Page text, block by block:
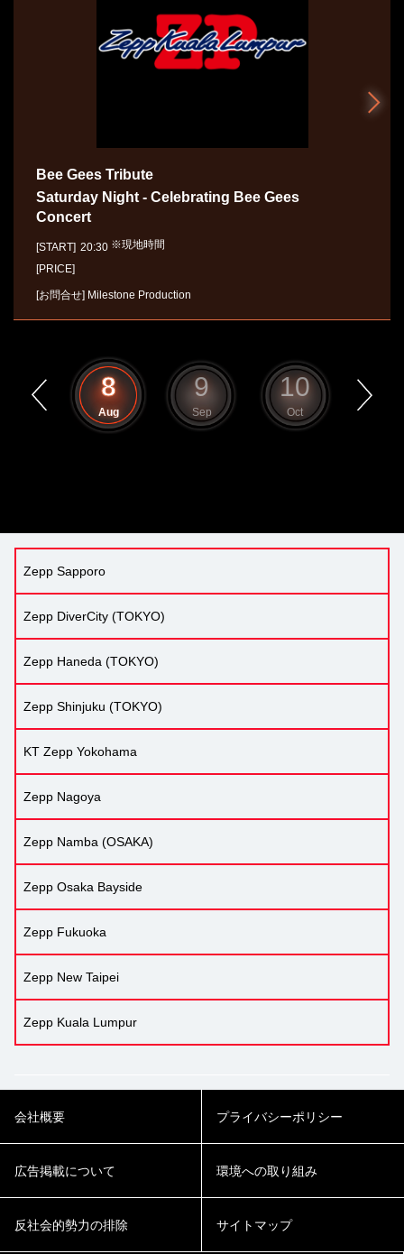
Bee Gees Tribute
Saturday Night - Celebrating Bee Gees
Concert
[START] 20:30 ※現地時間
[PRICE]
[お問合せ] Milestone Production
8
Aug
9
Sep
10
Oct
Zepp Sapporo
Zepp DiverCity (TOKYO)
Zepp Haneda (TOKYO)
Zepp Shinjuku (TOKYO)
KT Zepp Yokohama
Zepp Nagoya
Zepp Namba (OSAKA)
Zepp Osaka Bayside
Zepp Fukuoka
Zepp New Taipei
Zepp Kuala Lumpur
会社概要 プライバシーポリシー
広告掲載について 環境への取り組み
反社会的勢力の排除 サイトマップ